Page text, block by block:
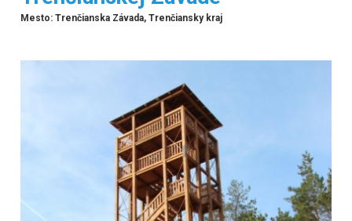
Mesto: Trenčianska Závada, Trenčiansky kraj